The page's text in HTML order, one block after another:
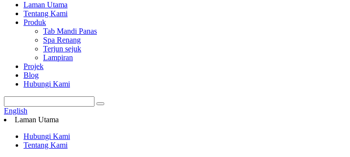
Laman Utama
Tentang Kami
Produk
Tab Mandi Panas
Spa Renang
Terjun sejuk
Lampiran
Projek
Blog
Hubungi Kami
English
Laman Utama
Hubungi Kami
Tentang Kami